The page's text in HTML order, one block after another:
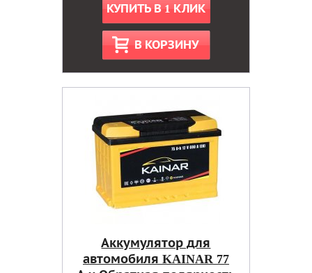
КУПИТЬ В 1 КЛИК
В КОРЗИНУ
Аккумулятор для
автомобиля KAINAR 77